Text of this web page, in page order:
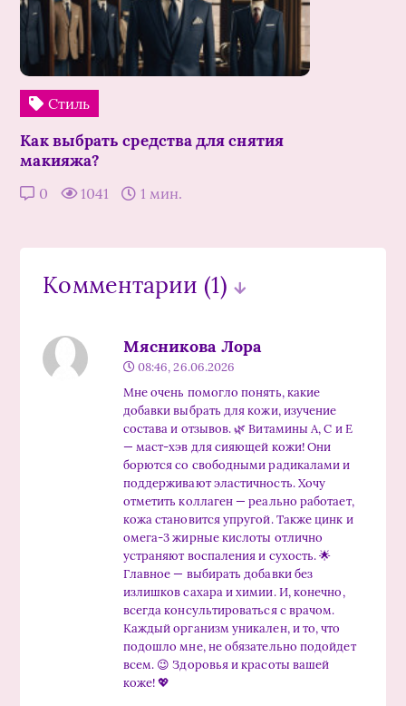
Стиль
Как выбрать средства для снятия
макияжа?
0 1041 1 мин.
Комментарии (1)
Мясникова Лора
08:46, 26.06.2026
Мне очень помогло понять, какие
добавки выбрать для кожи, изучение
состава и отзывов. 🌿 Витамины А, С и Е
— маст-хэв для сияющей кожи! Они
борются со свободными радикалами и
поддерживают эластичность. Хочу
отметить коллаген — реально работает,
кожа становится упругой. Также цинк и
омега-3 жирные кислоты отлично
устраняют воспаления и сухость. 🌟
Главное — выбирать добавки без
излишков сахара и химии. И, конечно,
всегда консультироваться с врачом.
Каждый организм уникален, и то, что
подошло мне, не обязательно подойдет
всем. 😉 Здоровья и красоты вашей
коже! 💖